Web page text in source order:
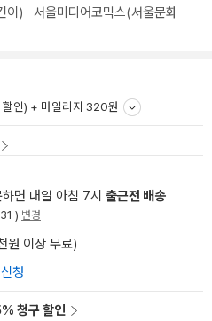
이) 서울미디어코믹스(서울문화
인) + 마일리지 320원
면 내일 아침 7시 출근전 배송
) 변경
원 이상 무료)
청
청구 할인